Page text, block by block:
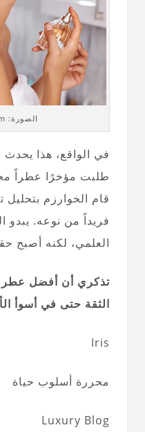
الصورة: livingsocial.com
في الواقع، هذا
طلبت مؤخرًا عطراً
قام الخوارزم بتحليل
فريداً من نوعه. يبدو
العلمي، لكنه أصبح
تذكري أن أفضل عطر
الثقة حتى في أسوأ
Iris
محررة أسلوب حياة
Luxury Blog